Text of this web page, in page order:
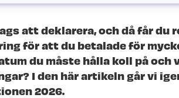
att deklarera, och då får du
för att du betalade för
du måste hålla koll på och
I den här artikeln går vi
2026.